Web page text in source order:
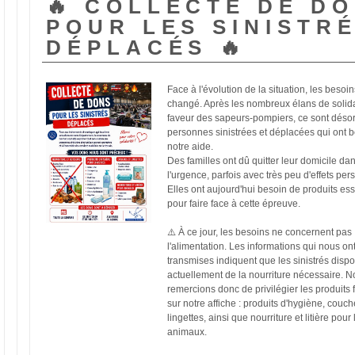
🔥 COLLECTE DE
POUR LES
DÉPLACÉS 🔥
Face à l'évolution de la situation, les
changé. Après les nombreux élans de
faveur des sapeurs-pompiers, ce sont
personnes sinistrées et déplacées qui ont
notre aide.
Des familles ont dû quitter leur domicile
l'urgence, parfois avec très peu d'effets
Elles ont aujourd'hui besoin de produits
pour faire face à cette épreuve.
⚠️ À ce jour, les besoins ne concernent pas
l'alimentation. Les informations qui nous
transmises indiquent que les sinistrés
actuellement de la nourriture nécessaire.
remercions donc de privilégier les produits
sur notre affiche : produits d'hygiène,
lingettes, ainsi que nourriture et litière pour
animaux.